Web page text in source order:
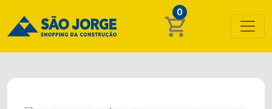
shopping_cart
0